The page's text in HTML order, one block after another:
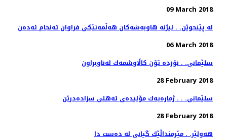
09 March 2018
له‌ پێنجوێن. . لیژنه‌ هاوبه‌شه‌كان هه‌ڵمه‌تێكی فراوان ئه‌نجام ئه‌ده‌ن
06 March 2018
سلێمانی. . نۆزده‌ تۆن كاڵاوشمه‌ك له‌ناوبراون
28 February 2018
سلێمانی. . . ژماره‌یه‌ك مۆلیده‌ی ئه‌هلی سزاده‌درێن
28 February 2018
هەولێر. . مێرمنداڵێك گیانی لە دەست دا